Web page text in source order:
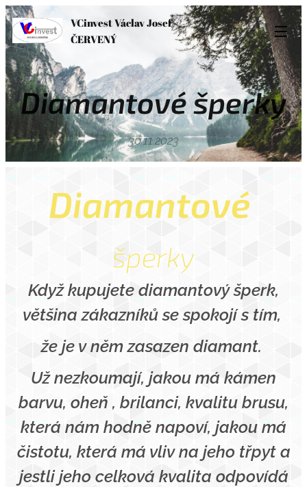
VCinvest Václav Josef
ČERVENÝ
Diamantové šperky
30.11.2023
Diamantové
šperky
Když kupujete diamantový šperk,
většina zákazníků se spokojí s tím,
že je v něm zasazen diamant.
Už nezkoumají, jakou má kámen
barvu, oheň , brilanci, kvalitu brusu,
která nám hodně napoví, jakou má
čistotu, která má vliv na jeho třpyt a
jestli jeho celková kvalita odpovídá